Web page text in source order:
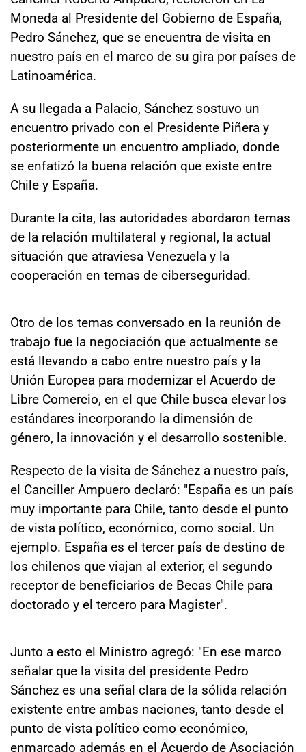
Moneda al Presidente del Gobierno de España,
Pedro Sánchez, que se encuentra de visita en
nuestro país en el marco de su gira por países de
Latinoamérica.
A su llegada a Palacio, Sánchez sostuvo un
encuentro privado con el Presidente Piñera y
posteriormente un encuentro ampliado, donde
se enfatizó la buena relación que existe entre
Chile y España.
Durante la cita, las autoridades abordaron temas
de la relación multilateral y regional, la actual
situación que atraviesa Venezuela y la
cooperación en temas de ciberseguridad.
Otro de los temas conversado en la reunión de
trabajo fue la negociación que actualmente se
está llevando a cabo entre nuestro país y la
Unión Europea para modernizar el Acuerdo de
Libre Comercio, en el que Chile busca elevar los
estándares incorporando la dimensión de
género, la innovación y el desarrollo sostenible.
Respecto de la visita de Sánchez a nuestro país,
el Canciller Ampuero declaró: "España es un país
muy importante para Chile, tanto desde el punto
de vista político, económico, como social. Un
ejemplo. España es el tercer país de destino de
los chilenos que viajan al exterior, el segundo
receptor de beneficiarios de Becas Chile para
doctorado y el tercero para Magister".
Junto a esto el Ministro agregó: "En ese marco
señalar que la visita del presidente Pedro
Sánchez es una señal clara de la sólida relación
existente entre ambas naciones, tanto desde el
punto de vista político como económico,
enmarcado además en el Acuerdo de Asociación